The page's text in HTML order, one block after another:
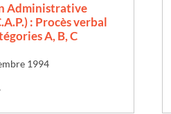
Administrative
: Procès verbal
A, B, C
1994